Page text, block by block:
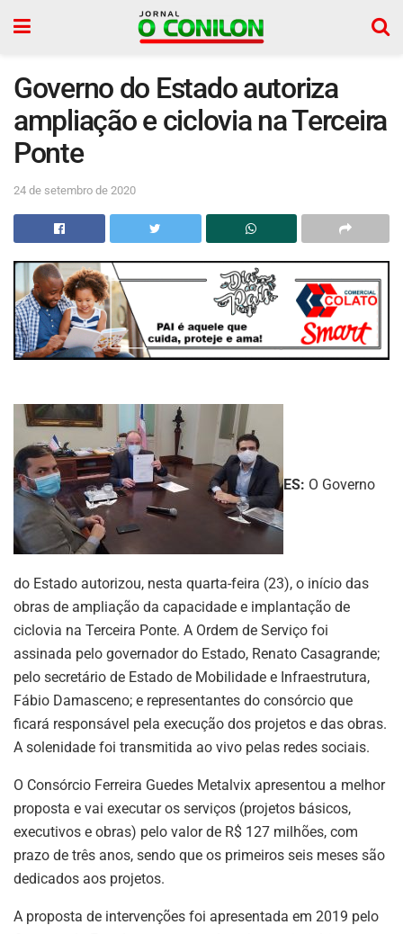
Governo do Estado autoriza
ampliação e ciclovia na Terceira
Ponte
24 de setembro de 2020
ES: O Governo
do Estado autorizou, nesta quarta-feira (23), o início das
obras de ampliação da capacidade e implantação de
ciclovia na Terceira Ponte. A Ordem de Serviço foi
assinada pelo governador do Estado, Renato Casagrande;
pelo secretário de Estado de Mobilidade e Infraestrutura,
Fábio Damasceno; e representantes do consórcio que
ficará responsável pela execução dos projetos e das obras.
A solenidade foi transmitida ao vivo pelas redes sociais.
O Consórcio Ferreira Guedes Metalvix apresentou a melhor
proposta e vai executar os serviços (projetos básicos,
executivos e obras) pelo valor de R$ 127 milhões, com
prazo de três anos, sendo que os primeiros seis meses são
dedicados aos projetos.
A proposta de intervenções foi apresentada em 2019 pelo